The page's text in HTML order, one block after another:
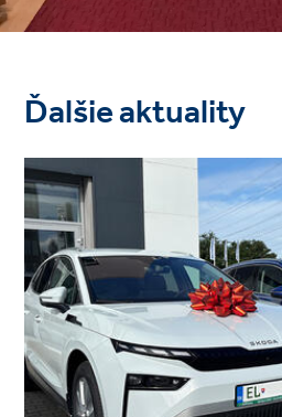
Ďalšie aktuality